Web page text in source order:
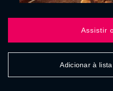
Assistir
Adicionar à